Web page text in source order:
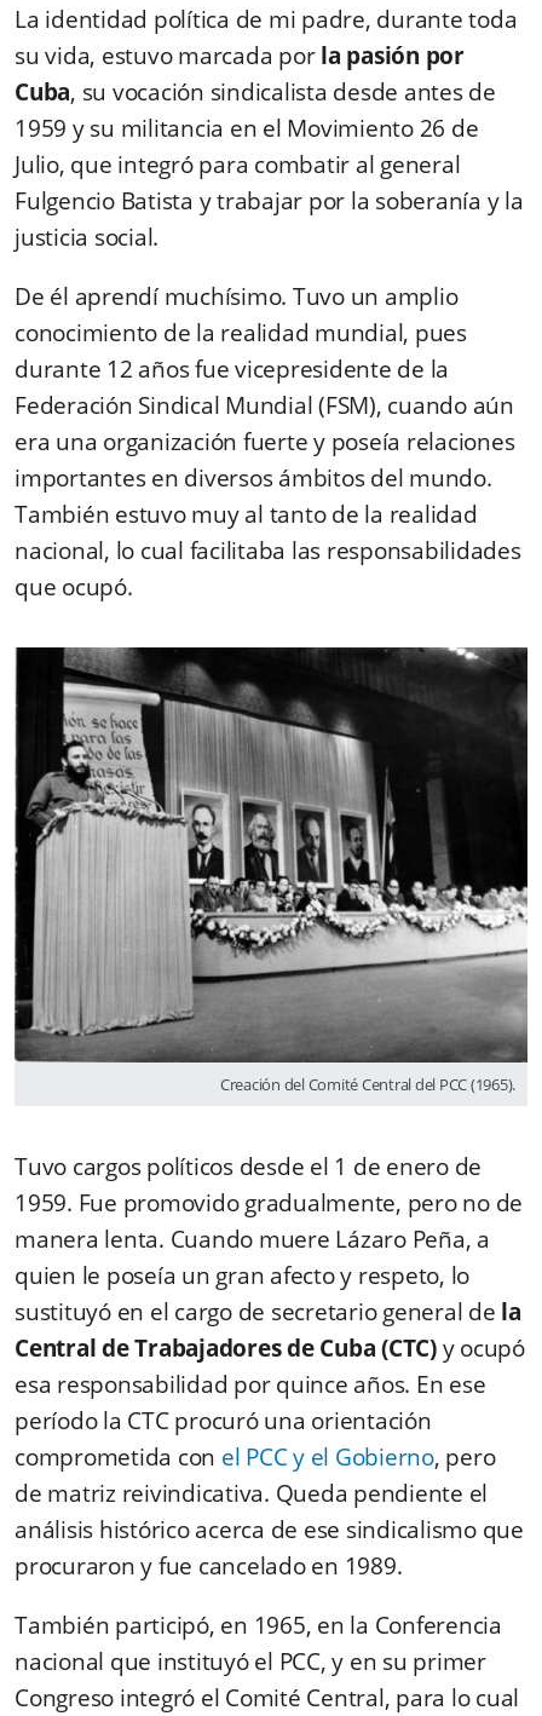
La identidad política de mi padre, durante toda
su vida, estuvo marcada porla pasión por
Cuba, su vocación sindicalista desde antes de
1959 y su militancia en el Movimiento 26 de
Julio, que integró para combatir al general
Fulgencio Batista y trabajar por la soberanía y la
justicia social.
De él aprendí muchísimo. Tuvo un amplio
conocimiento de la realidad mundial, pues
durante 12 años fue vicepresidente de la
Federación Sindical Mundial (FSM), cuando aún
era una organización fuerte y poseía relaciones
importantes en diversos ámbitos del mundo.
También estuvo muy al tanto de la realidad
nacional, lo cual facilitaba las responsabilidades
que ocupó.
Creación del Comité Central del PCC (1965).
Tuvo cargos políticos desde el 1 de enero de
1959. Fue promovido gradualmente, pero no de
manera lenta. Cuando muere Lázaro Peña, a
quien le poseía un gran afecto y respeto, lo
sustituyó en el cargo de secretario general de la
Central de Trabajadores de Cuba (CTC)y ocupó
esa responsabilidad por quince años. En ese
período la CTC procuró una orientación
comprometida con el PCC y el Gobierno, pero
de matriz reivindicativa. Queda pendiente el
análisis histórico acerca de ese sindicalismo que
procuraron y fue cancelado en 1989.
También participó, en 1965, en la Conferencia
nacional que instituyó el PCC, y en su primer
Congreso integró el Comité Central, para lo cual